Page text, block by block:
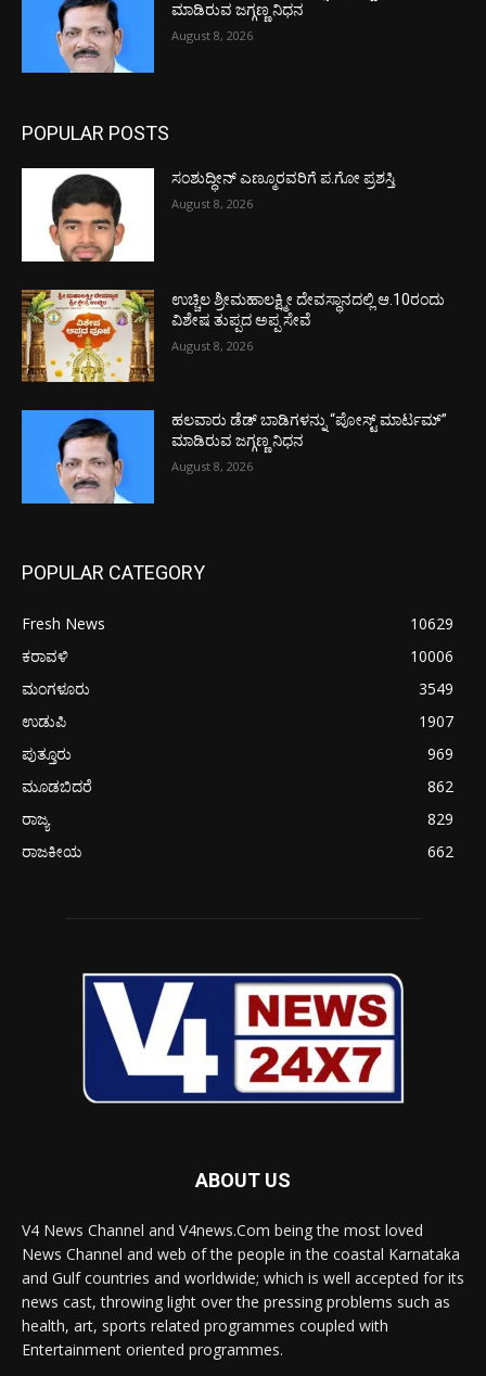
ಮಾಡಿರುವ ಜಗ್ಗಣ್ಣ ನಿಧನ
August 8, 2026
POPULAR POSTS
ಸಂಶುದ್ಧೀನ್ ಎಣ್ಮೂರವರಿಗೆ ಪ.ಗೋ ಪ್ರಶಸ್ತಿ
August 8, 2026
ಉಚ್ಚಿಲ ಶ್ರೀಮಹಾಲಕ್ಷ್ಮೀ ದೇವಸ್ಥಾನದಲ್ಲಿ ಆ.10ರಂದು
ವಿಶೇಷ ತುಪ್ಪದ ಅಪ್ಪ ಸೇವೆ
August 8, 2026
ಹಲವಾರು ಡೆಡ್ ಬಾಡಿಗಳನ್ನು “ಪೋಸ್ಟ್ ಮಾರ್ಟಮ್”
ಮಾಡಿರುವ ಜಗ್ಗಣ್ಣ ನಿಧನ
August 8, 2026
POPULAR CATEGORY
Fresh News
10629
ಕರಾವಳಿ
10006
ಮಂಗಳೂರು
3549
ಉಡುಪಿ
1907
ಪುತ್ತೂರು
969
ಮೂಡಬಿದರೆ
862
ರಾಜ್ಯ
829
ರಾಜಕೀಯ
662
ABOUT US
V4 News Channel and V4news.Com being the most loved
News Channel and web of the people in the coastal Karnataka
and Gulf countries and worldwide; which is well accepted for its
news cast, throwing light over the pressing problems such as
health, art, sports related programmes coupled with
Entertainment oriented programmes.